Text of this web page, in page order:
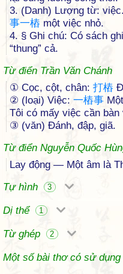
3. (Danh) Lượng từ:
事一樁 một việc nhỏ.
4. § Ghi chú: Có sách
“thung” cả.
Từ điển Trần Văn Chánh
① Cọc, cột, chân: 打樁
② (loại) Việc: 一樁事
Tôi có mấy việc cần bàn
③ (văn) Đánh, đập, giã.
Từ điển Nguyễn Quốc
Lay động — Một âm là
Tự hình
3
Dị thể 1
Từ ghép 2
Một số bài thơ có sử dụng